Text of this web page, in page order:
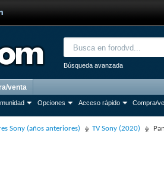
Búsqueda avanzada
Opciones Acceso rápido Compra/
venta
Sony (años anteriores) TV Sony (2020)